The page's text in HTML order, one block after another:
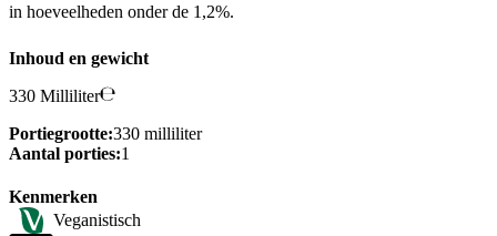
in hoeveelheden onder de 1,2%.
Inhoud en gewicht
330 Milliliter
Portiegrootte:330 milliliter
Aantal porties:1
Kenmerken
Veganistisch